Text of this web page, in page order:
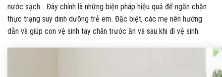
nước sạch… Đây chính là những biện pháp hiệu quả để ngăn chặn
thực trạng suy dinh dưỡng trẻ em. Đặc biệt, các mẹ nên hướng
dẫn và giúp con vệ sinh tay chân trước ăn và sau khi đi vệ sinh.